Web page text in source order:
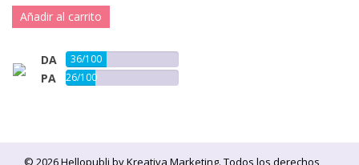
Añadir al carrito
DA 36/100
PA 26/100
© 2026 Hellopubli byKreativa Marketing. Todos los derechos